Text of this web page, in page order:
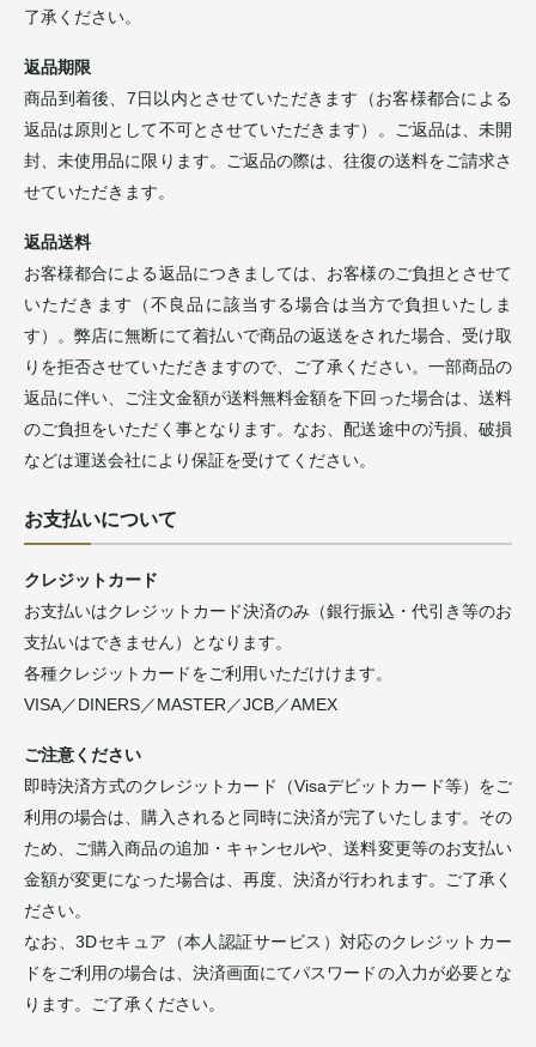
了承ください。
返品期限
商品到着後、7日以内とさせていただきます（お客様都合による
返品は原則として不可とさせていただきます）。ご返品は、未開
封、未使用品に限ります。ご返品の際は、往復の送料をご請求さ
せていただきます。
返品送料
お客様都合による返品につきましては、お客様のご負担とさせて
いただきます（不良品に該当する場合は当方で負担いたしま
す）。弊店に無断にて着払いで商品の返送をされた場合、受け取
りを拒否させていただきますので、ご了承ください。一部商品の
返品に伴い、ご注文金額が送料無料金額を下回った場合は、送料
のご負担をいただく事となります。なお、配送途中の汚損、破損
などは運送会社により保証を受けてください。
お支払いについて
クレジットカード
お支払いはクレジットカード決済のみ（銀行振込・代引き等のお
支払いはできません）となります。
各種クレジットカードをご利用いただけけます。
VISA／DINERS／MASTER／JCB／AMEX
ご注意ください
即時決済方式のクレジットカード（Visaデビットカード等）をご
利用の場合は、購入されると同時に決済が完了いたします。その
ため、ご購入商品の追加・キャンセルや、送料変更等のお支払い
金額が変更になった場合は、再度、決済が行われます。ご了承く
ださい。
なお、3Dセキュア（本人認証サービス）対応のクレジットカー
ドをご利用の場合は、決済画面にてパスワードの入力が必要とな
ります。ご了承ください。